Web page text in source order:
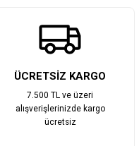
ÜCRETSİZ KARGO
7.500 TL ve üzeri
alışverişlerinizde kargo
ücretsiz